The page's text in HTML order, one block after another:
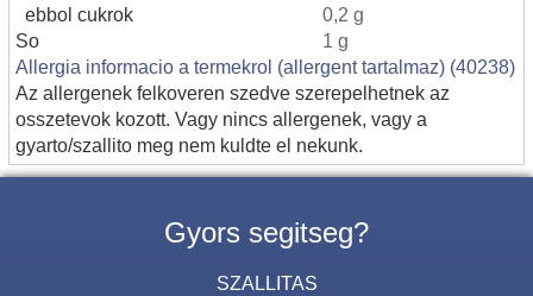
ebbol cukrok
0,2 g
So
1 g
Allergia informacio a termekrol (allergent tartalmaz) (40238)
Az allergenek felkoveren szedve szerepelhetnek az
osszetevok kozott. Vagy nincs allergenek, vagy a
gyarto/szallito meg nem kuldte el nekunk.
Gyors segitseg?
SZALLITAS